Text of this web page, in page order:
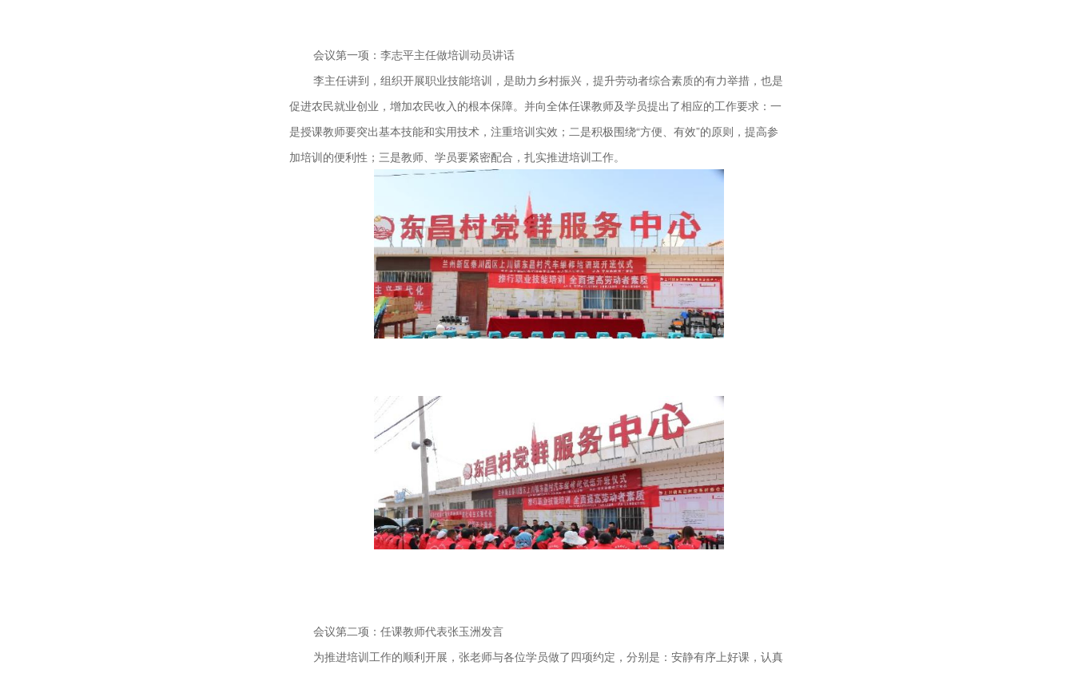
会议第一项：李志平主任做培训动员讲话
李主任讲到，组织开展职业技能培训，是助力乡村振兴，提升劳动者综合素质的有力举措，也是
促进农民就业创业，增加农民收入的根本保障。并向全体任课教师及学员提出了相应的工作要求：一
是授课教师要突出基本技能和实用技术，注重培训实效；二是积极围绕“方便、有效”的原则，提高参
加培训的便利性；三是教师、学员要紧密配合，扎实推进培训工作。
会议第二项：任课教师代表张玉洲发言
为推进培训工作的顺利开展，张老师与各位学员做了四项约定，分别是：安静有序上好课，认真